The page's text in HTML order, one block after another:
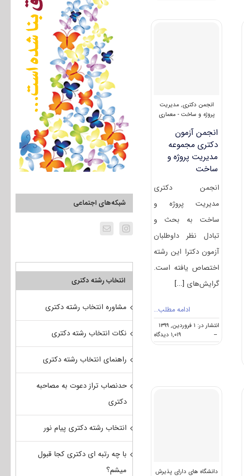
انجمن دکتری,مدیریت
پروژه و ساخت - معماری
انجمن آزمون
دکتری مجموعه
مدیریت پروژه و
ساخت
انجمن دکتری
مدیریت پروژه و
ساخت به بحث و
تبادل نظر داوطلبان
آزمون دکترا این رشته
اختصاص یافته است.
گرایش‌های [...]
ادامه مطلب…
انتشار در: ۱ فروردین, ۱۳۹۹
--
۱,۰۱۹ دیدگاه
انجمن
پروژه
دانشگاه های دارای پذیرش
شبکه‌های اجتماعی
انتخاب رشته دکتری
مشاوره انتخاب رشته دکتری
نکات انتخاب رشته دکتری
راهنمای انتخاب رشته دکتری
حدنصاب تراز دعوت به مصاحبه
دکتری
انتخاب رشته دکتری پیام نور
با چه رتبه ای دکتری کجا قبول
میشم؟